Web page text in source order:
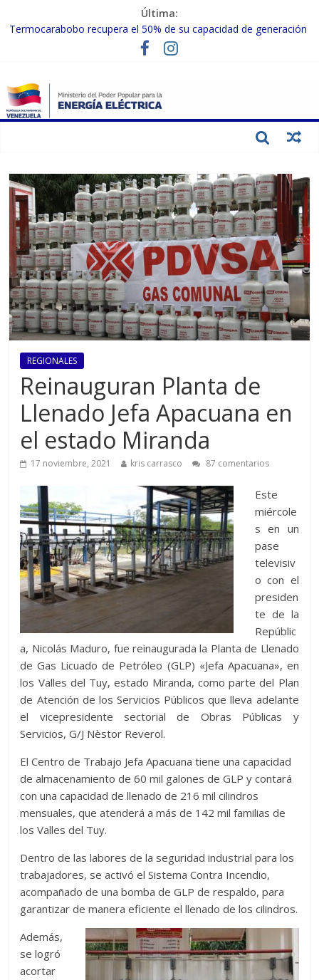
Última:
Gobierno Nacional activa plan preventivo para fortalecer el SEN
ante el fenómeno de El Niño
Termocarabobo recupera el 50% de su capacidad de generación
MPPEE avanza en la recuperación de infraestructuras eléctricas
afectadas por los sismos
Gobierno Nacional coordina acciones con el sector privado para
REGIONALES
Reinauguran Planta de
Llenado Jefa Apacuana en
el estado Miranda
17 noviembre, 2021 kris carrasco 87 comentarios
Este
miércole
s en un
pase
televisiv
o con el
presiden
te de la
Repúblic
a, Nicolás Maduro, fue reinaugurada la Planta de Llenado
de Gas Licuado de Petróleo (GLP) «Jefa Apacuana», en
los Valles del Tuy, estado Miranda, como parte del Plan
de Atención de los Servicios Públicos que lleva adelante
el vicepresidente sectorial de Obras Públicas y
Servicios, G/J Nèstor Reverol.
El Centro de Trabajo Jefa Apacuana tiene una capacidad
de almacenamiento de 60 mil galones de GLP y contará
con una capacidad de llenado de 216 mil cilindros
mensuales, que atenderá a más de 142 mil familias de
los Valles del Tuy.
Dentro de las labores de la seguridad industrial para los
trabajadores, se activó el Sistema Contra Incendio,
acompañado de una bomba de GLP de respaldo, para
garantizar de manera eficiente el llenado de los cilindros.
Además,
se logró
acortar